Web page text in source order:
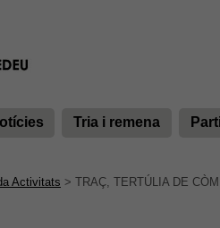
Tria i remena
Activitats > TRAÇ, TERTÚLIA DE